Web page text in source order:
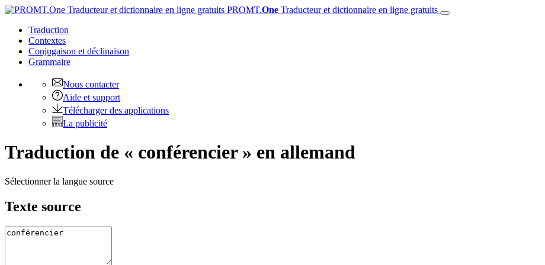
PROMT.One Traducteur et dictionnaire en ligne gratuits
Traduction
Contextes
Conjugaison et déclinaison
Grammaire
Nous contacter
Aide et support
Télécharger des applications
La publicité
Traduction de « conférencier » en allemand
Sélectionner la langue source
Texte source